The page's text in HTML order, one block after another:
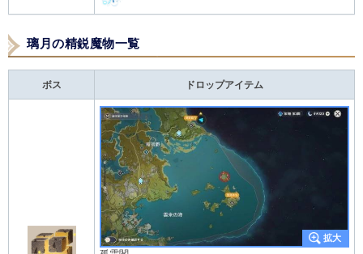
璃月の精鋭魔物一覧
ボス ドロップアイテム